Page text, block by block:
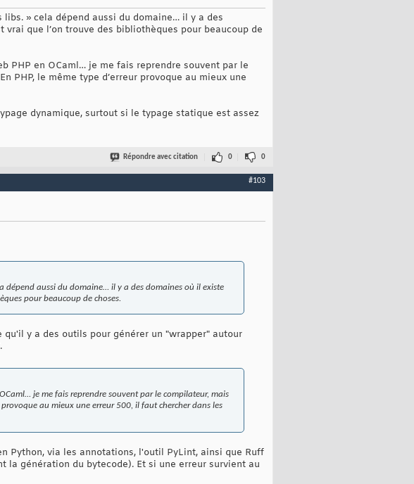
» cela dépend aussi du domaine… il y a des
que l’on trouve des bibliothèques pour beaucoup de
PHP en OCaml… je me fais reprendre souvent par le
PHP, le même type d’erreur provoque au mieux une
dynamique, surtout si le typage statique est assez
Répondre avec citation 0 0
#103
dépend aussi du domaine… il y a des domaines où il existe
pour beaucoup de choses.
y a des outils pour générer un "wrapper" autour
je me fais reprendre souvent par le compilateur, mais
au mieux une erreur 500, il faut chercher dans les
Python, via les annotations, l'outil PyLint, ainsi que Ruff
la génération du bytecode). Et si une erreur survient au